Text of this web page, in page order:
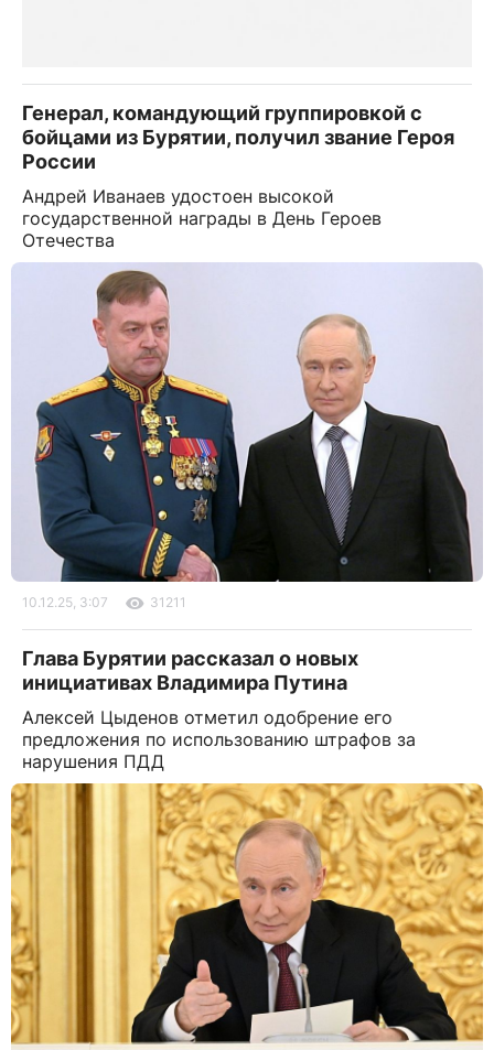
Генерал, командующий группировкой с
бойцами из Бурятии, получил звание Героя
России
Андрей Иванаев удостоен высокой
государственной награды в День Героев
Отечества
10.12.25, 3:07 31211
Глава Бурятии рассказал о новых
инициативах Владимира Путина
Алексей Цыденов отметил одобрение его
предложения по использованию штрафов за
нарушения ПДД